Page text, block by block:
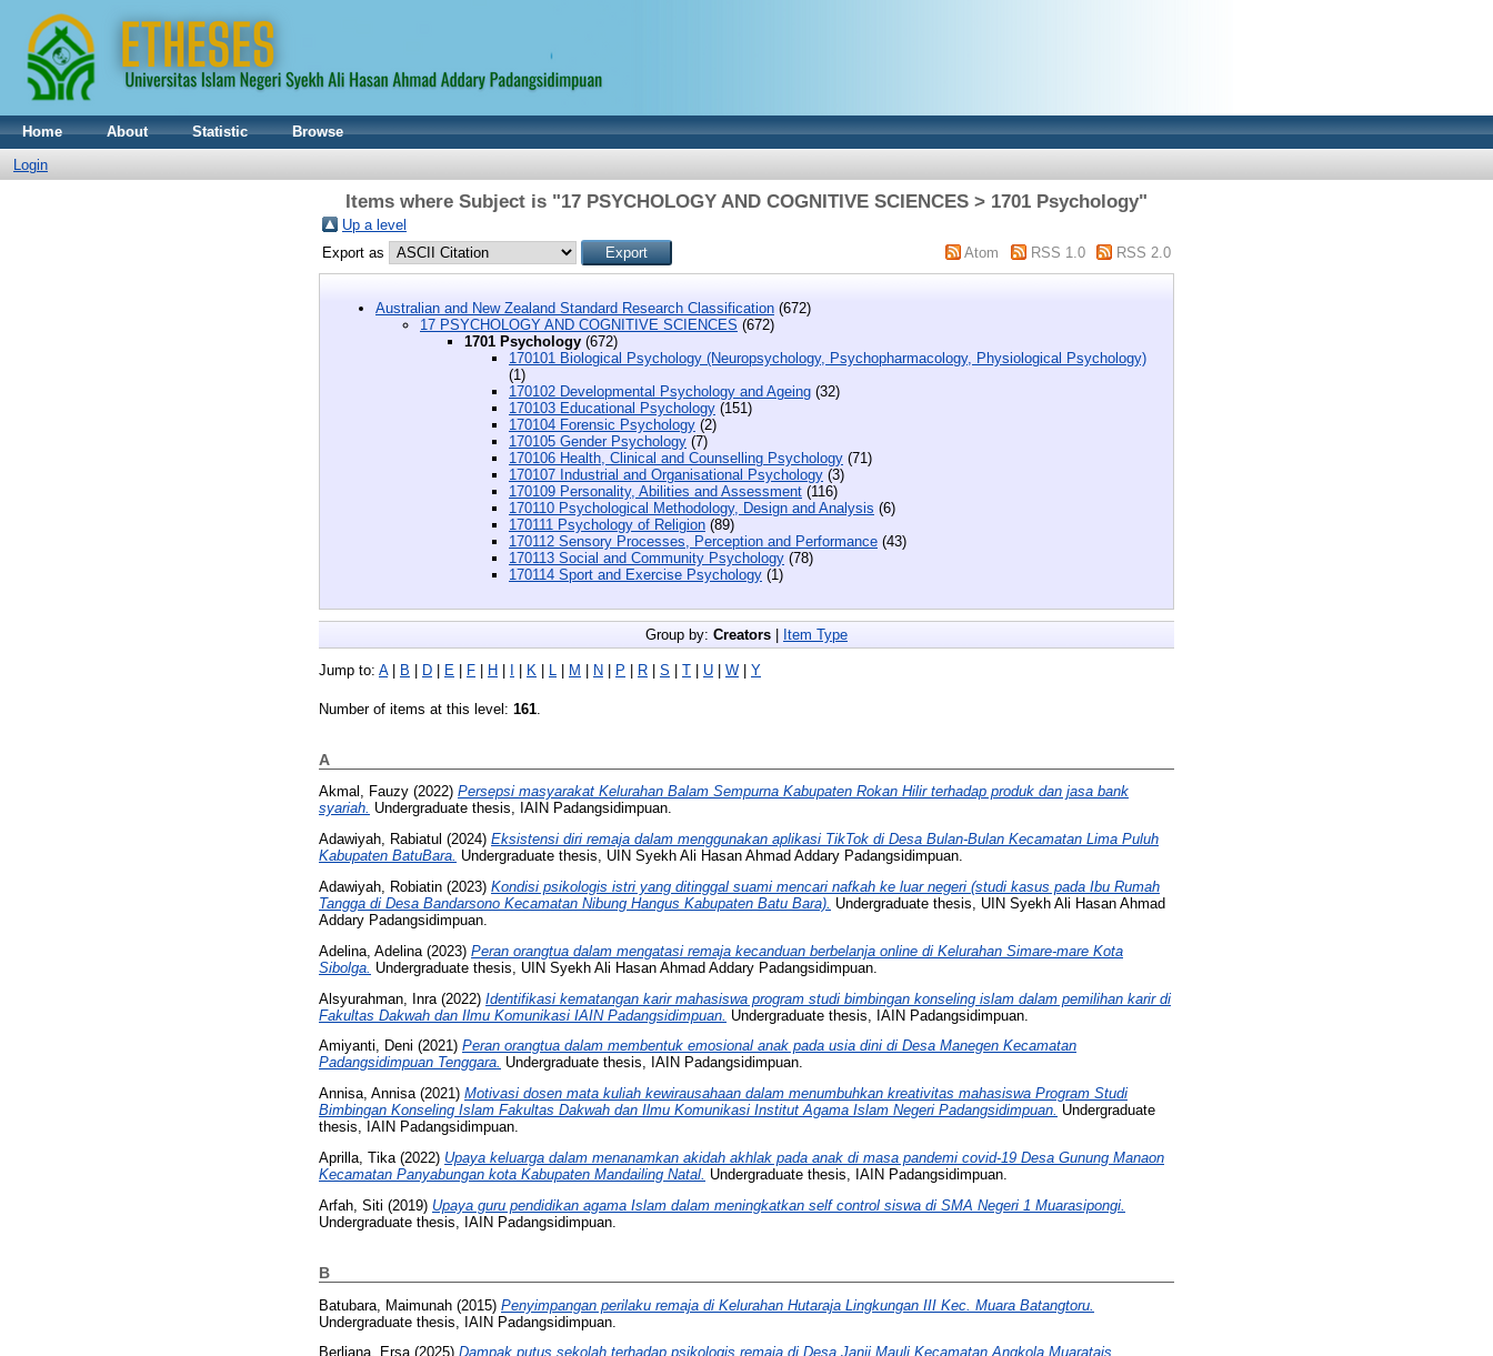
Home About Statistic
Browse
Login
Items where Subject is "17 PSYCHOLOGY AND COGNITIVE SCIENCES > 1701 Psychology"
Up a level
Export as
Atom RSS 1.0 RSS 2.0
Australian and New Zealand Standard Research Classification (672)
17 PSYCHOLOGY AND COGNITIVE SCIENCES (672)
1701 Psychology (672)
170101 Biological Psychology (Neuropsychology, Psychopharmacology, Physiological Psychology)
(1)
170102 Developmental Psychology and Ageing (32)
170103 Educational Psychology (151)
170104 Forensic Psychology (2)
170105 Gender Psychology (7)
170106 Health, Clinical and Counselling Psychology (71)
170107 Industrial and Organisational Psychology (3)
170109 Personality, Abilities and Assessment (116)
170110 Psychological Methodology, Design and Analysis (6)
170111 Psychology of Religion (89)
170112 Sensory Processes, Perception and Performance (43)
170113 Social and Community Psychology (78)
170114 Sport and Exercise Psychology (1)
Group by: Creators | Item Type
Jump to: A| B | D | E | F | H | I | K | L | M | N | P | R | S | T | U | W | Y
Number of items at this level: 161
A
Akmal, Fauzy (2022) Persepsi masyarakat Kelurahan Balam Sempurna Kabupaten Rokan Hilir terhadap produk dan jasa bank
syariah. Undergraduate thesis, IAIN Padangsidimpuan.
Adawiyah, Rabiatul (2024) Eksistensi diri remaja dalam menggunakan aplikasi TikTok di Desa Bulan-Bulan Kecamatan Lima Puluh
Kabupaten BatuBara. Undergraduate thesis, UIN Syekh Ali Hasan Ahmad Addary Padangsidimpuan.
Adawiyah, Robiatin (2023) Kondisi psikologis istri yang ditinggal suami mencari nafkah ke luar negeri (studi kasus pada Ibu Rumah
Tangga di Desa Bandarsono Kecamatan Nibung Hangus Kabupaten Batu Bara). Undergraduate thesis, UIN Syekh Ali Hasan Ahmad
Addary Padangsidimpuan.
Adelina, Adelina (2023) Peran orangtua dalam mengatasi remaja kecanduan berbelanja online di Kelurahan Simare-mare Kota
Sibolga. Undergraduate thesis, UIN Syekh Ali Hasan Ahmad Addary Padangsidimpuan.
Alsyurahman, Inra (2022) Identifikasi kematangan karir mahasiswa program studi bimbingan konseling islam dalam pemilihan karir di
Fakultas Dakwah dan Ilmu Komunikasi IAIN Padangsidimpuan. Undergraduate thesis, IAIN Padangsidimpuan.
Amiyanti, Deni (2021) Peran orangtua dalam membentuk emosional anak pada usia dini di Desa Manegen Kecamatan
Padangsidimpuan Tenggara. Undergraduate thesis, IAIN Padangsidimpuan.
Annisa, Annisa(2021) Motivasi dosen mata kuliah kewirausahaan dalam menumbuhkan kreativitas mahasiswa Program Studi
Bimbingan Konseling Islam Fakultas Dakwah dan Ilmu Komunikasi Institut Agama Islam Negeri Padangsidimpuan. Undergraduate
thesis, IAIN Padangsidimpuan.
Aprilla, Tika (2022) Upaya keluarga dalam menanamkan akidah akhlak pada anak di masa pandemi covid-19 Desa Gunung Manaon
Kecamatan Panyabungan kota Kabupaten Mandailing Natal. Undergraduate thesis, IAIN Padangsidimpuan.
Arfah, Siti (2019) Upaya guru pendidikan agama Islam dalam meningkatkan self control siswa di SMA Negeri 1 Muarasipongi.
Undergraduate thesis, IAIN Padangsidimpuan.
B
Batubara, Maimunah (2015) Penyimpangan perilaku remaja di Kelurahan Hutaraja Lingkungan III Kec. Muara Batangtoru.
Undergraduate thesis, IAIN Padangsidimpuan.
Berliana, Ersa(2025) Dampak putus sekolah terhadap psikologis remaja di Desa Janji Mauli Kecamatan Angkola Muaratais